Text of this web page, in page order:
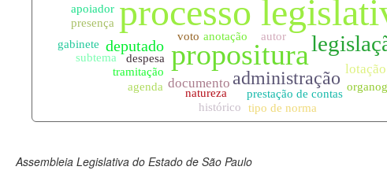
palavras_chave.xml
legislacao_normas.xml
legislacao_norma_anotacoes.xml
Assembleia Legislativa do Estado de São Paulo